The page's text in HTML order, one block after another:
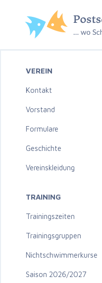
VEREIN
Kontakt
Vorstand
Formulare
Geschichte
Vereinskleidung
TRAINING
Trainingszeiten
Trainingsgruppen
Nichtschwimmerkurse
Saison 2026/2027